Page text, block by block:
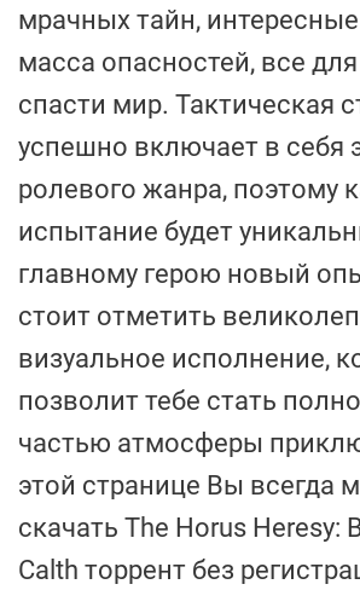
мрачных тайн,
масса опасностей, все
спасти мир. Тактическая
успешно включает в себя
ролевого жанра, поэтому
испытание будет
главному герою новый
стоит отметить
визуальное исполнение,
позволит тебе стать
частью атмосферы
этой странице Вы всегда
скачать The Horus Heresy:
Calth торрент без